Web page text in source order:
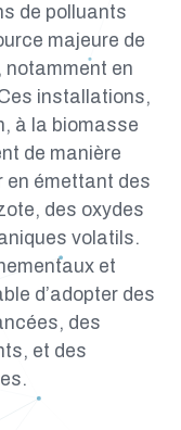
de polluants
majeure de
notamment en
installations,
à la biomasse
de manière
en émettant des
des oxydes
volatils.
et
d’adopter des
des
et des